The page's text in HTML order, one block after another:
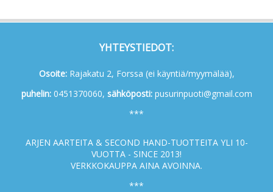
YHTEYSTIEDOT:
Osoite:Rajakatu 2, Forssa (ei käyntiä/myymälää),
puhelin:0451370060, sähköposti:pusurinpuoti@gmail.com
***
ARJEN AARTEITA & SECOND HAND-TUOTTEITA YLI 10-
VUOTTA - SINCE 2013!
VERKKOKAUPPA AINA AVOINNA.
***